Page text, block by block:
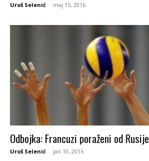
Uroš Selenić - maj 15, 2016
Odbojka: Francuzi poraženi od Rusije
Uroš Selenić - jan 10, 2016